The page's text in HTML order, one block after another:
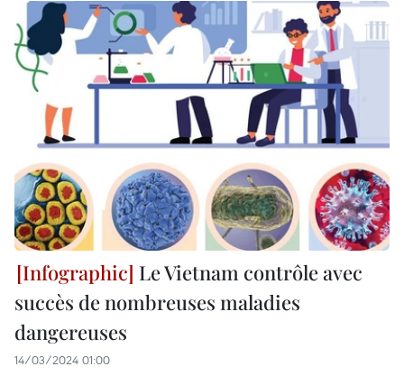
Le Vietnam contrôle avec
succès de nombreuses maladies
dangereuses
14/03/2024 01:00